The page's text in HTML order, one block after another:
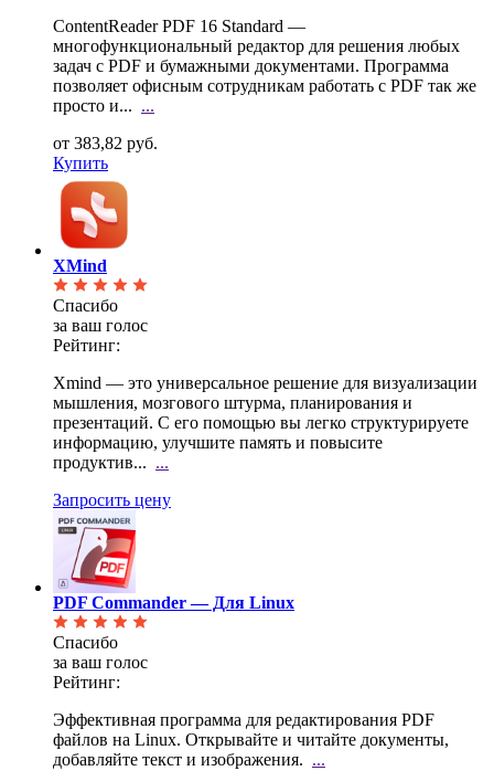
ContentReader PDF 16 Standard —
многофункциональный редактор для решения любых
задач с PDF и бумажными документами. Программа
позволяет офисным сотрудникам работать с PDF так же
просто и... ...
от 383,82 руб.
Купить
XMind
Спасибо
за ваш голос
Рейтинг:
Xmind — это универсальное решение для визуализации
мышления, мозгового штурма, планирования и
презентаций. С его помощью вы легко структурируете
информацию, улучшите память и повысите
продуктив... ...
Запросить цену
PDF Commander — Для Linux
Спасибо
за ваш голос
Рейтинг:
Эффективная программа для редактирования PDF
файлов на Linux. Открывайте и читайте документы,
добавляйте текст и изображения. ...